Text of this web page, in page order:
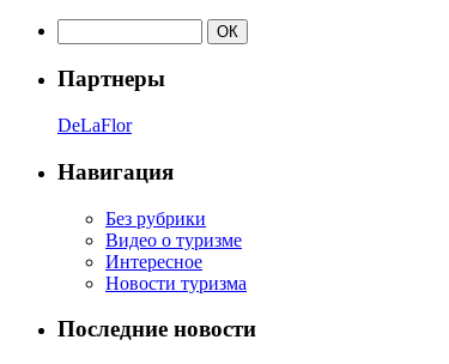
Партнеры
DeLaFlor
Навигация
Без рубрики
Видео о туризме
Интересное
Новости туризма
Последние новости